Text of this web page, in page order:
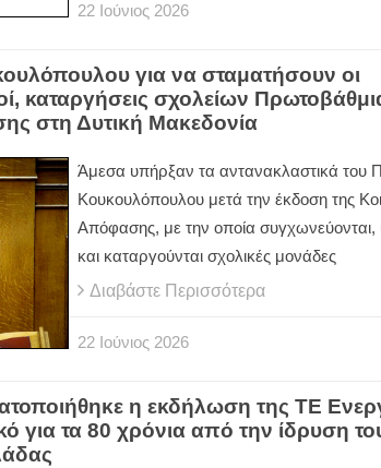
22 Ιούνιος 2026
για να σταματήσουν οι
καταργήσεις σχολείων
στη Δυτική Μακεδονία
Άμεσα υπήρξαν τα αντανακλαστικά του
Κουκουλόπουλου μετά την έκδοση της
Απόφασης, με την οποία συγχωνεύονται,
και καταργούνται σχολικές μονάδες
Διαβάστε Περισσότερα
22 Ιούνιος 2026
η εκδήλωση της ΤΕ
για τα 80 χρόνια από την ίδρυση